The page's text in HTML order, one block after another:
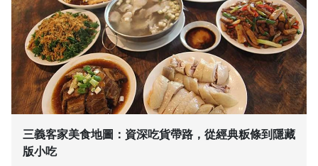
三義客家美食地圖：資深吃貨帶路，從經典粄條到隱藏
版小吃